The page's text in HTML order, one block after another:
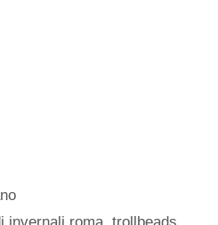
invernali roma,trollbeads